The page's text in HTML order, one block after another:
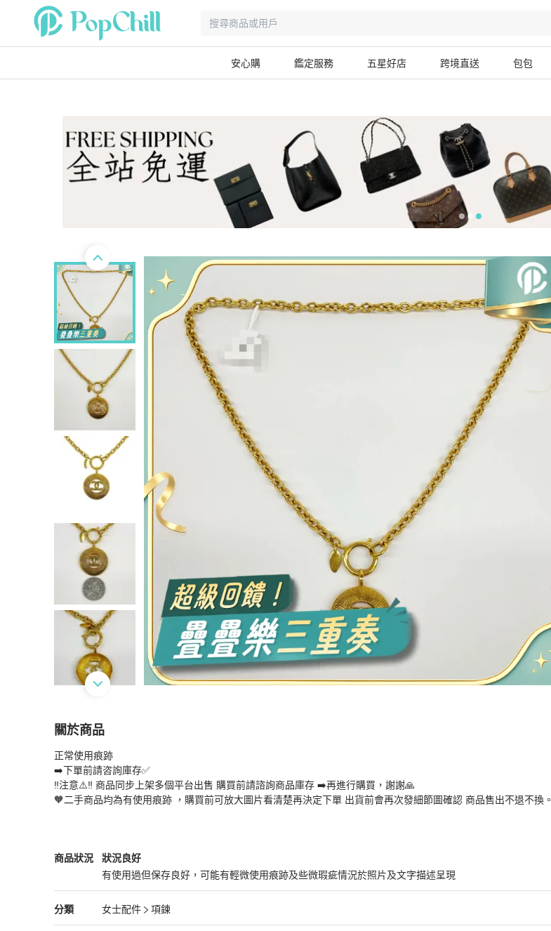
安心購 鑑定服務 五星好店 跨境直送 包包
關於商品
關於Chanel 香奈兒項鍊
正常使用痕跡
➡️下單前請咨詢庫存✅
‼️注意⚠️‼️ 商品同步上架多個平台出售 購買前請諮詢商品庫存 ➡️再進行購買，謝謝🙏
🧡二手商品均為有使用痕跡 ，購買前可放大圖片看清楚再決定下單 出貨前會再次發細節圖確認 商品售出不退不換。
商品狀況
Chanel女士配件商品狀態與細節
狀況良好
有使用過但保存良好，可能有輕微使用痕跡及些微瑕疵情況於照片及文字描述呈現
狀況良好
分類
Chanel 女士配件分類資訊
女士配件
項鍊
女士配件/項鍊推薦